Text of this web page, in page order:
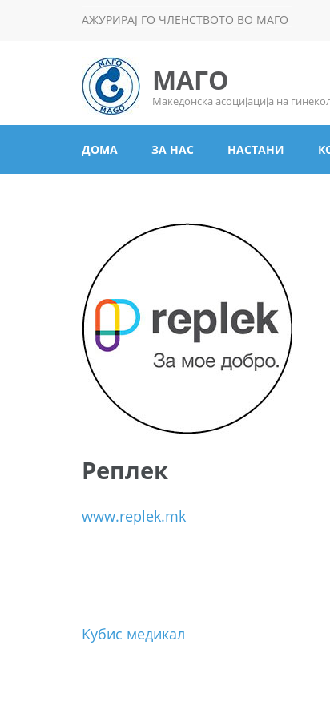
АЖУРИРАЈ ГО ЧЛЕНСТВОТО ВО МАГО
МАГО
Македонска асоцијација на
ДОМА ЗА НАС НАСТАНИ
Реплек
www.replek.mk
Post
Кубис медикал